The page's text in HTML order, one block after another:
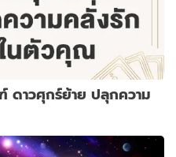
ดาวศุกร์ย้าย ปลุกความ